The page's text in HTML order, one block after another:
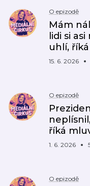
O epizodě
Mám
lidi si
uhlí,
15. 6. 2026
O epizodě
říká
1. 6. 2026
O epizodě